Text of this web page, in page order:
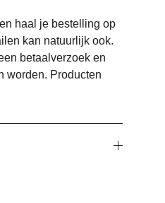
haal je bestelling op
kan natuurlijk ook.
betaalverzoek en
worden. Producten